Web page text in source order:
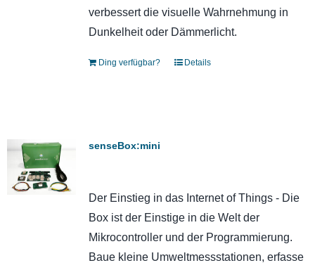
verbessert die visuelle Wahrnehmung in
Dunkelheit oder Dämmerlicht.
Ding verfügbar? Details
senseBox:mini
Der Einstieg in das Internet of Things - Die
Box ist der Einstige in die Welt der
Mikrocontroller und der Programmierung.
Baue kleine Umweltmessstationen, erfasse